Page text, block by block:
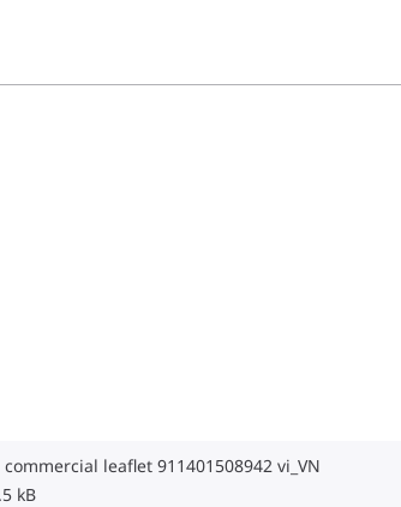
commercial leaflet 911401508942 vi_VN
kB